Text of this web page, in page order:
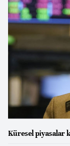
Küresel piyasalar